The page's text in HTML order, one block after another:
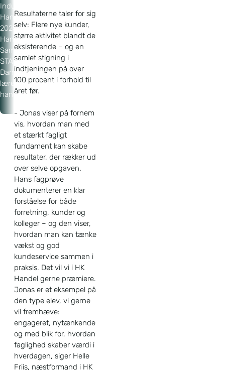
Industri og HK
Handels fagprøvepris
2025 for
Handelsuddannelsen.
Samtidig hædres
STARK som
Danmarks bedste
lærested på
handelsområdet.
Resultaterne taler for sig
selv: Flere nye kunder,
større aktivitet blandt de
eksisterende – og en
samlet stigning i
indtjeningen på over
100 procent i forhold til
året før.
- Jonas viser på fornem
vis, hvordan man med
et stærkt fagligt
fundament kan skabe
resultater, der rækker ud
over selve opgaven.
Hans fagprøve
dokumenterer en klar
forståelse for både
forretning, kunder og
kolleger – og den viser,
hvordan man kan tænke
vækst og god
kundeservice sammen i
praksis. Det vil vi i HK
Handel gerne præmiere.
Jonas er et eksempel på
den type elev, vi gerne
vil fremhæve:
engageret, nytænkende
og med blik for, hvordan
faglighed skaber værdi i
hverdagen, siger Helle
Friis, næstformand i HK